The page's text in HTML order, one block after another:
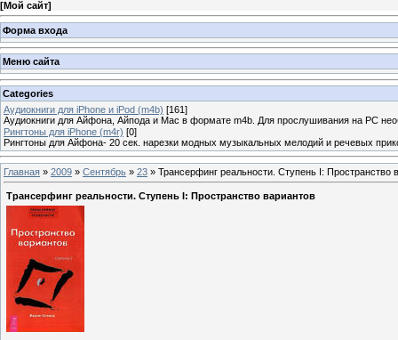
[Мой сайт]
Форма входа
Меню сайта
Categories
Аудиокниги для iPhone и iPod (m4b) [161]
Аудиокниги для Айфона, Айпода и Mac в формате m4b. Для прослушивания на PC
Рингтоны для iPhone (m4r) [0]
Рингтоны для Айфона- 20 сек. нарезки модных музыкальных мелодий и речевых
Главная » 2009 » Сентябрь » 23 » Трансерфинг реальности. Ступень I: Пространство
Трансерфинг реальности. Ступень I: Пространство вариантов